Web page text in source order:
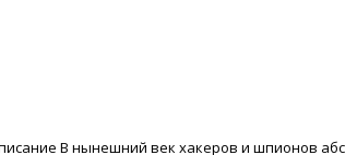
В нынешний век хакеров и шпионов